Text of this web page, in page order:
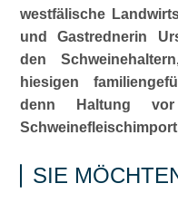
westfälische
und Gastrednerin
den
hiesigen
denn Haltung
SIE